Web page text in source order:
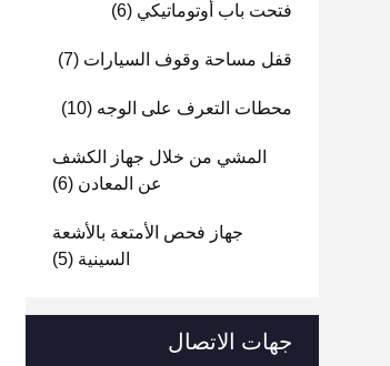
فتحت باب أوتوماتيكي (6)
قفل مساحة وقوف السيارات (7)
محطات التعرف على الوجه (10)
المشي من خلال جهاز الكشف
عن المعادن (6)
جهاز فحص الأمتعة بالأشعة
السينية (5)
جهات الاتصال